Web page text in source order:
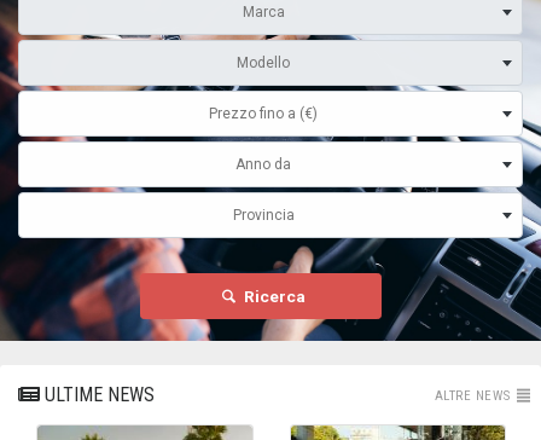
Marca
Modello
Prezzo fino a (€)
Anno da
Provincia
Ricerca
ULTIME NEWS ALTRE NEWS